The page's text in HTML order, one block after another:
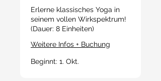
Erlerne klassisches Yoga in
seinem vollen Wirkspektrum!
(Dauer: 8 Einheiten)
Weitere Infos + Buchung
Beginnt: 1. Okt.